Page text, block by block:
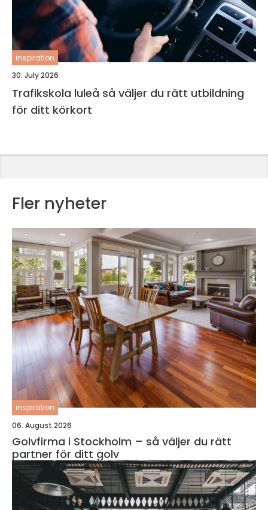
inspiration
30. July 2026
Trafikskola luleå så väljer du rätt utbildning
för ditt körkort
Fler nyheter
inspiration
06. August 2026
Golvfirma i Stockholm – så väljer du rätt
partner för ditt golv